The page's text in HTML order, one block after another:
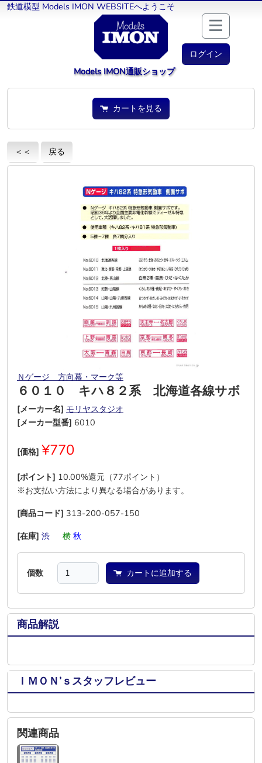
鉄道模型 Models IMON WEBSITEへようこそ
ログイン
Models IMON通販ショップ
カートを見る
＜＜ 戻る
Ｎゲージ 方向幕・マーク等
６０１０ キハ８２系 北海道各線サボ
[メーカー名] モリヤスタジオ
[メーカー型番] 6010
[価格] ¥770
[ポイント] 10.00%還元（77ポイント）
※お支払い方法により異なる場合があります。
[商品コード] 313-200-057-150
[在庫] 渋 横 秋
個数 カートに追加する
商品解説
ＩＭＯＮ’ｓスタッフレビュー
関連商品